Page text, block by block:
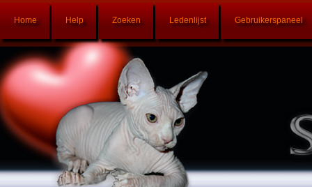
Home Help Zoeken Ledenlijst Gebruikerspaneel